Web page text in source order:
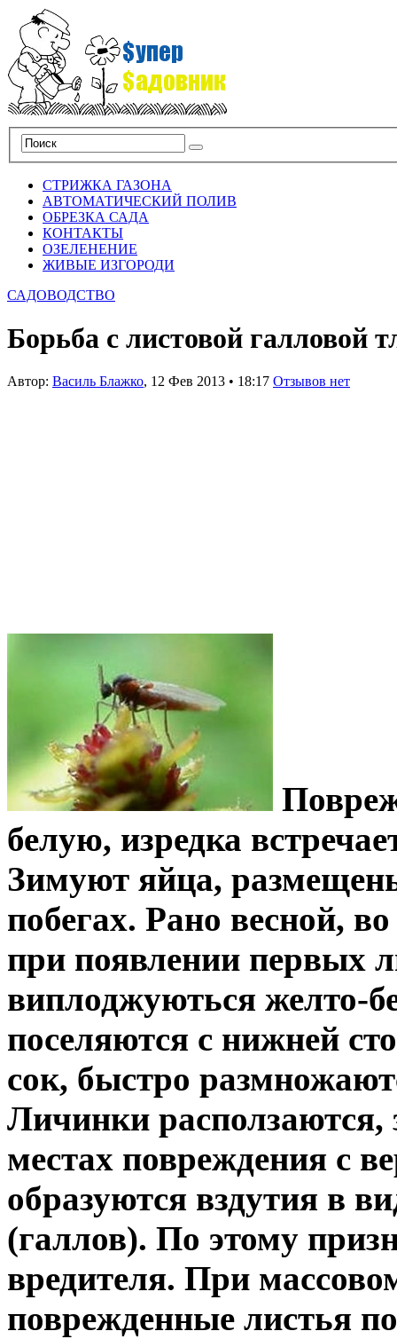
СТРИЖКА ГАЗОНА
АВТОМАТИЧЕСКИЙ ПОЛИВ
ОБРЕЗКА САДА
КОНТАКТЫ
ОЗЕЛЕНЕНИЕ
ЖИВЫЕ ИЗГОРОДИ
САДОВОДСТВО
Борьба с листовой галловой
Автор: Василь Блажко, 12 Фев 2013 • 18:17 Отзывов нет
белую, изредка
Зимуют яйца,
побегах. Рано весной,
при появлении первых
виплоджуються желто-
поселяются с нижней
сок, быстро
Личинки расползаются,
местах повреждения с
образуются вздутия в
(галлов). По этому
вредителя. При
поврежденные листья